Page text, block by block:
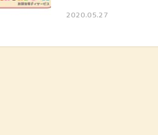
2020.05.27